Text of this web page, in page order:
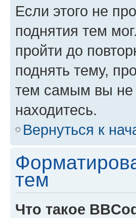
Если этого не
поднятия тем
пройти до
поднять тему,
тем самым вы не
находитесь.
Вернуться к
тем
Что такое